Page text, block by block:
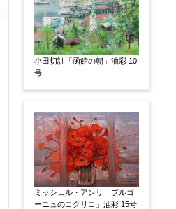
※追加や複数点ある場合は
れてくる送信確認メール記
送り頂けます。
お客様情報をご入力くだ
▼
お名前 【必須】
小田切訓「函館の朝」油彩 10
号
ミッシェル・アンリ「ブルゴ
ーニュのコクリコ」油彩 15号